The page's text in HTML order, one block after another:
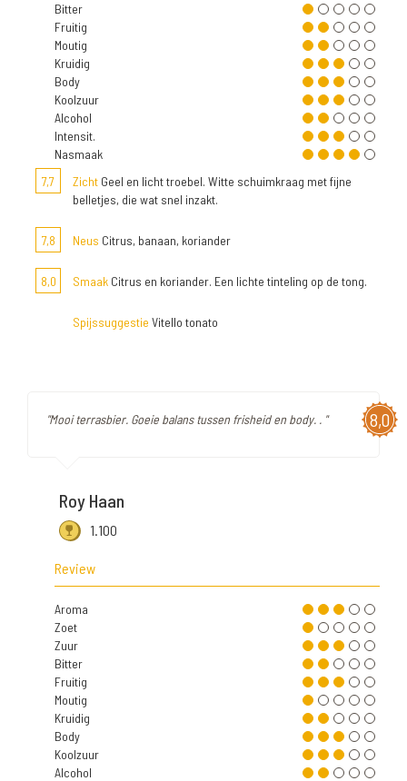
Bitter
Fruitig
Moutig
Kruidig
Body
Koolzuur
Alcohol
Intensit.
Nasmaak
7,7
Zicht Geel en licht troebel. Witte schuimkraag met fijne
belletjes, die wat snel inzakt.
7,8 Neus Citrus, banaan, koriander
8,0 Smaak Citrus en koriander. Een lichte tinteling op de tong.
Spijssuggestie Vitello tonato
8,0
"Mooi terrasbier. Goeie balans tussen frisheid en body. . "
Roy Haan
1.100
Review
Aroma
Zoet
Zuur
Bitter
Fruitig
Moutig
Kruidig
Body
Koolzuur
Alcohol